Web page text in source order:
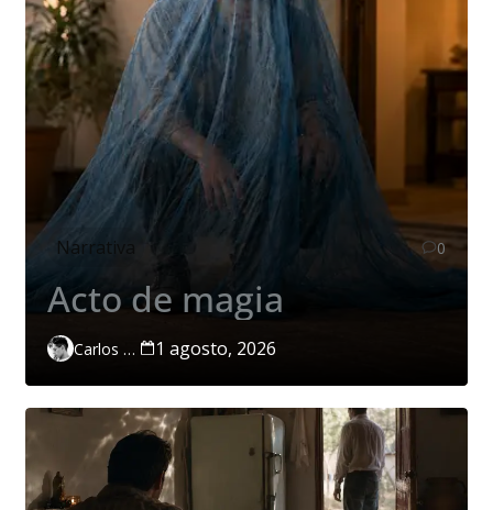
Narrativa 0
Acto de magia
Carlos Páramo López 1 agosto, 2026